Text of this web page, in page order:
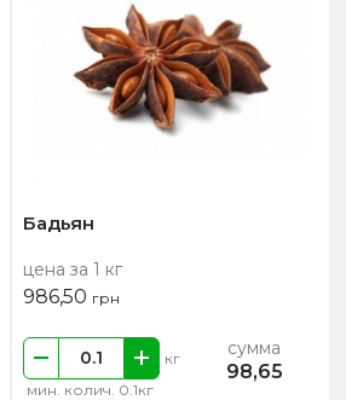
Бадьян
цена за 1 кг
986,50 грн
мин. колич. 0.1кг
кг сумма
98,65